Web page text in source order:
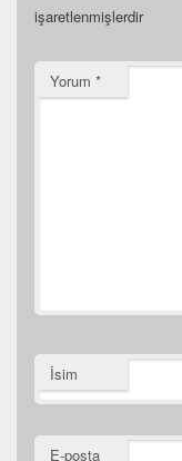
işaretlenmişlerdir
Yorum *
İsim
E-posta